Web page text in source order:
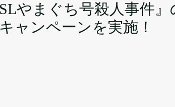
やまぐち号殺人事件』
ャンペーンを実施！